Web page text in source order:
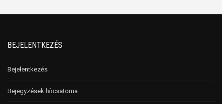
BEJELENTKEZÉS
Bejelentkezés
Bejegyzések hírcsatorna